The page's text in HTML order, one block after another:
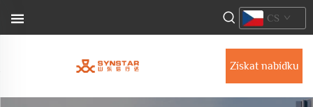
Získat nabídku
CS